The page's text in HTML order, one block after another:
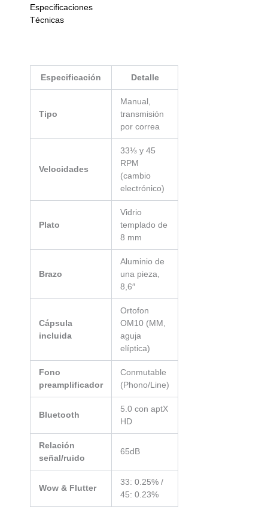
Especificaciones
Técnicas
Especificación Detalle
Tipo
Manual,
transmisión
por correa
Velocidades
33⅓ y 45
RPM
(cambio
electrónico)
Plato
Vidrio
templado de
8 mm
Brazo
Aluminio de
una pieza,
8,6″
Cápsula
incluida
Ortofon
OM10 (MM,
aguja
elíptica)
Fono
preamplificador
Conmutable
(Phono/Line)
Bluetooth
5.0 con aptX
HD
Relación
señal/ruido
65dB
Wow & Flutter
33: 0.25% /
45: 0.23%